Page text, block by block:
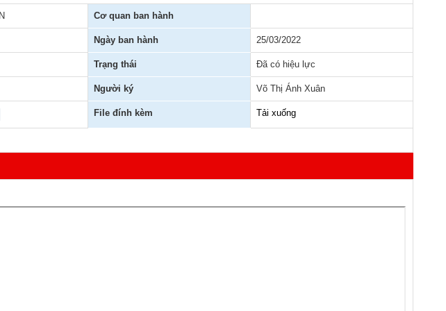
Cơ quan ban hành
Ngày ban hành 25/03/2022
Trạng thái Đã có hiệu lực
Người ký Võ Thị Ánh Xuân
File đính kèm Tải xuống